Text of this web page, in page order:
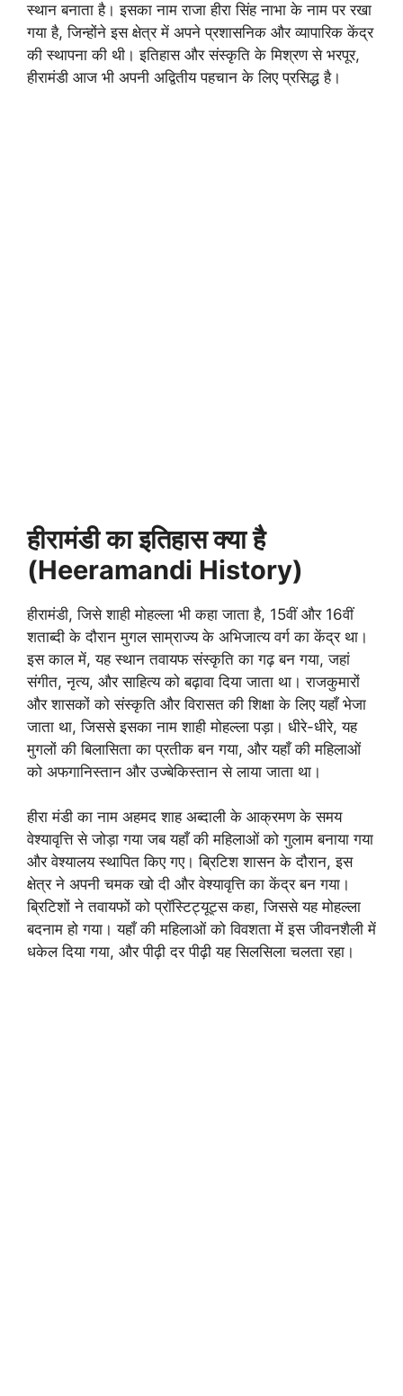
स्थान बनाता है। इसका नाम राजा हीरा सिंह नाभा के नाम पर रखा
गया है, जिन्होंने इस क्षेत्र में अपने प्रशासनिक और व्यापारिक केंद्र
की स्थापना की थी। इतिहास और संस्कृति के मिश्रण से भरपूर,
हीरामंडी आज भी अपनी अद्वितीय पहचान के लिए प्रसिद्ध है।
हीरामंडी का इतिहास क्या है
(Heeramandi History)
हीरामंडी, जिसे शाही मोहल्ला भी कहा जाता है, 15वीं और 16वीं
शताब्दी के दौरान मुगल साम्राज्य के अभिजात्य वर्ग का केंद्र था।
इस काल में, यह स्थान तवायफ संस्कृति का गढ़ बन गया, जहां
संगीत, नृत्य, और साहित्य को बढ़ावा दिया जाता था। राजकुमारों
और शासकों को संस्कृति और विरासत की शिक्षा के लिए यहाँ भेजा
जाता था, जिससे इसका नाम शाही मोहल्ला पड़ा। धीरे-धीरे, यह
मुगलों की बिलासिता का प्रतीक बन गया, और यहाँ की महिलाओं
को अफगानिस्तान और उज्बेकिस्तान से लाया जाता था।
हीरा मंडी का नाम अहमद शाह अब्दाली के आक्रमण के समय
वेश्यावृत्ति से जोड़ा गया जब यहाँ की महिलाओं को गुलाम बनाया गया
और वेश्यालय स्थापित किए गए। ब्रिटिश शासन के दौरान, इस
क्षेत्र ने अपनी चमक खो दी और वेश्यावृत्ति का केंद्र बन गया।
ब्रिटिशों ने तवायफों को प्रॉस्टिट्यूट्स कहा, जिससे यह मोहल्ला
बदनाम हो गया। यहाँ की महिलाओं को विवशता में इस जीवनशैली में
धकेल दिया गया, और पीढ़ी दर पीढ़ी यह सिलसिला चलता रहा।